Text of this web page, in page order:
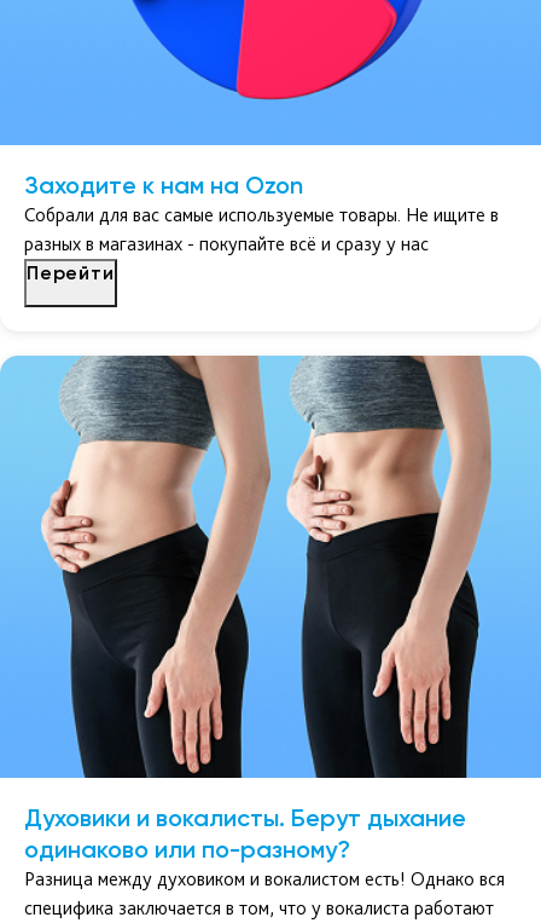
Заходите к нам на Ozon
Собрали для вас самые используемые товары. Не ищите в
разных в магазинах - покупайте всё и сразу у нас
Перейти
Духовики и вокалисты. Берут дыхание
одинаково или по-разному?
Разница между духовиком и вокалистом есть! Однако вся
специфика заключается в том, что у вокалиста работают